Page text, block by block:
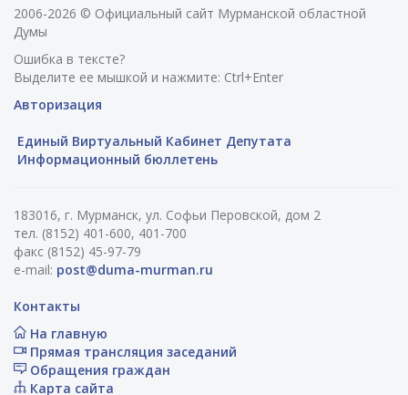
2006-2026 © Официальный сайт Мурманской областной
Думы
Ошибка в тексте?
Выделите ее мышкой и нажмите: Ctrl+Enter
Авторизация
Единый Виртуальный Кабинет Депутата
Информационный бюллетень
183016, г. Мурманск, ул. Софьи Перовской, дом 2
тел. (8152) 401-600, 401-700
факс (8152) 45-97-79
e-mail: post@duma-murman.ru
Контакты
На главную
Прямая трансляция заседаний
Обращения граждан
Карта сайта